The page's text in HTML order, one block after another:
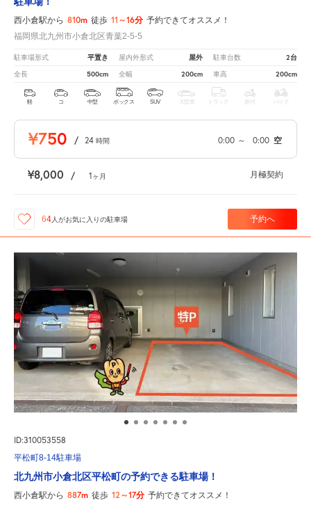
西小倉駅から 810m 徒歩 11～16分 予約できてオススメ！
福岡県北九州市小倉北区青葉2-5-5
駐車場形式 平置き 屋内外形式 屋外 駐車台数 2台
全長 500cm 全幅 200cm 車高 200cm
軽 コ 中型 ボックス SUV 大型車 トラック 原付 バイク
¥750 / 24 時間 0:00 ～ 0:00 空
¥8,000 / 1ヶ月 月極契約
64人がお気に入りの駐車場 予約へ
ID:310053558
平松町8-14駐車場
北九州市小倉北区平松町の予約できる駐車場！
西小倉駅から 887m 徒歩 12～17分 予約できてオススメ！